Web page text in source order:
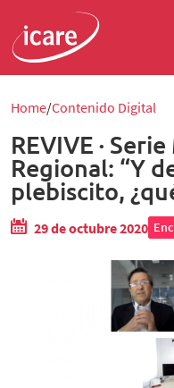
Home Contenido Digital
REVIVE ·
Regional: “Y
plebiscito,
29 de octubre 2020